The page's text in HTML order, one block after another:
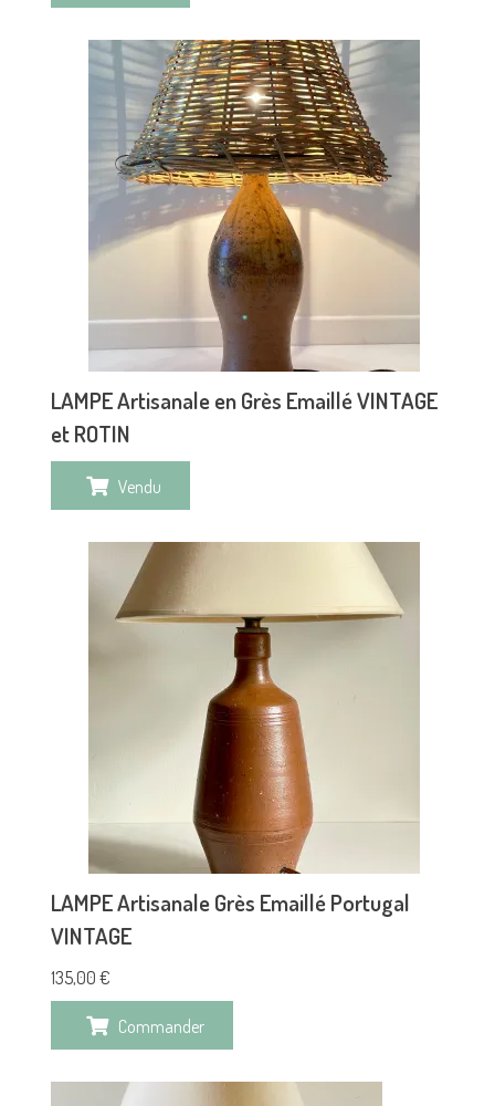
LAMPE Artisanale en Grès Emaillé VINTAGE
et ROTIN
Vendu
LAMPE Artisanale Grès Emaillé Portugal
VINTAGE
135,00 €
Commander